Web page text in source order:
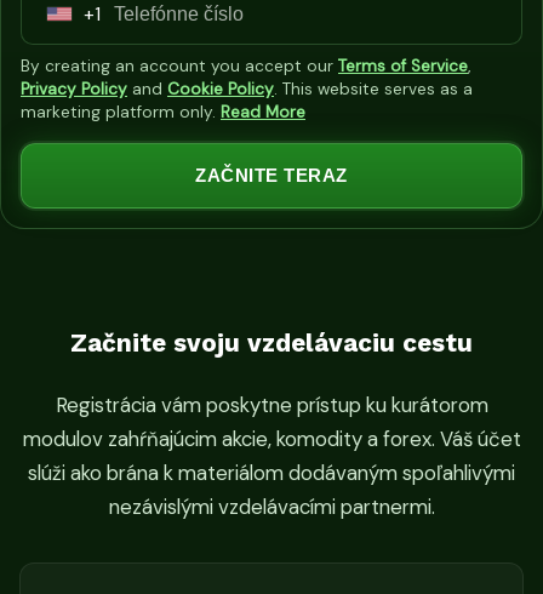
U
i
t
e
S
+
1
+1
By creating an account you accept our Terms of Service,
Privacy Policy and Cookie Policy. This website serves as a
marketing platform only. Read More
ZAČNITE TERAZ
Začnite svoju vzdelávaciu cestu
Registrácia vám poskytne prístup ku kurátorom
modulov zahŕňajúcim akcie, komodity a forex. Váš účet
slúži ako brána k materiálom dodávaným spoľahlivými
nezávislými vzdelávacími partnermi.